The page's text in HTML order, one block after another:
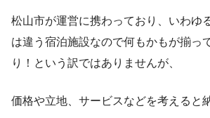
松山市が運営に携わっており、いわゆ
は違う宿泊施設なので何もかもが揃っ
り！という訳ではありませんが、
価格や立地、サービスなどを考えると